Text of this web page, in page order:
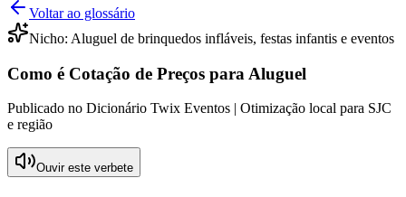
Voltar ao glossário
Nicho: Aluguel de brinquedos infláveis, festas infantis e eventos
Como é Cotação de Preços para Aluguel
Publicado no Dicionário Twix Eventos | Otimização local para SJC
e região
Ouvir este verbete